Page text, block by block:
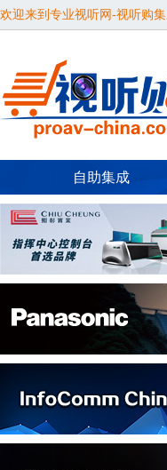
欢迎来到专业视听网-视听购
自助集成